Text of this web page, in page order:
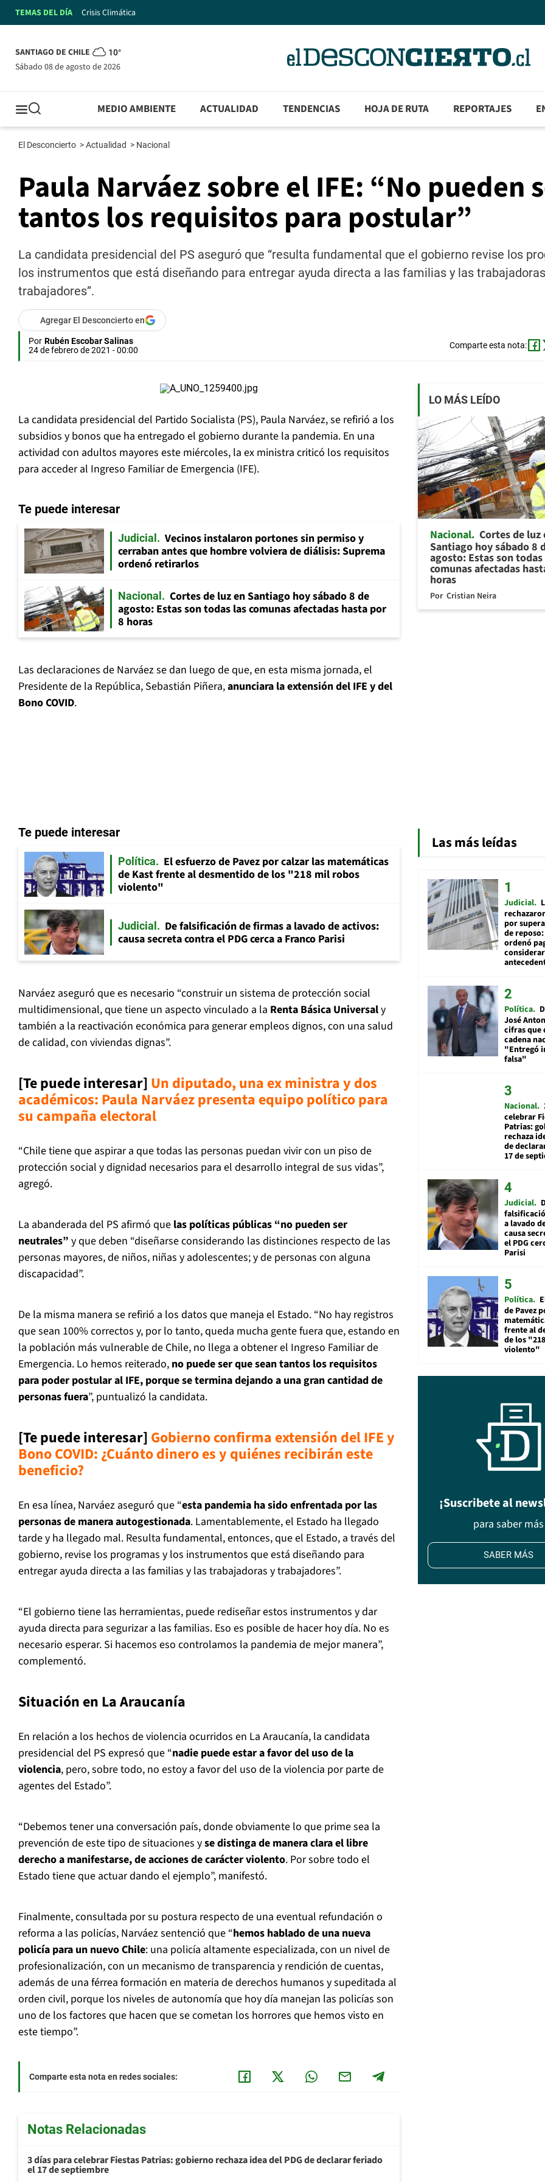
TEMAS DEL DÍA Crisis Climática
SANTIAGO DE CHILE 10°
sábado 08 de agosto de 2026
MEDIO AMBIENTE ACTUALIDAD TENDENCIAS HOJA DE RUTA REPORTAJES
El Desconcierto >Actualidad > Nacional
Paula Narváez sobre el IFE: “No pueden
tantos los requisitos para postular”
La candidata presidencial del PS aseguró que “resulta fundamental que el gobierno revise los
los instrumentos que está diseñando para entregar ayuda directa a las familias y las
trabajadores”.
Agregar El Desconcierto en
Por Rubén Escobar Salinas
24 de febrero de 2021 - 00:00
Comparte esta nota:
La candidata presidencial del Partido Socialista (PS), Paula Narváez, se refirió a los
subsidios y bonos que ha entregado el gobierno durante la pandemia. En una
actividad con adultos mayores este miércoles, la ex ministra criticó los requisitos
para acceder al Ingreso Familiar de Emergencia (IFE).
Te puede interesar
Judicial
Vecinos instalaron portones sin permiso y
cerraban antes que hombre volviera de diálisis: Suprema
ordenó retirarlos
Nacional
Cortes de luz en Santiago hoy sábado 8 de
agosto: Estas son todas las comunas afectadas hasta por
8 horas
Las declaraciones de Narváez se dan luego de que, en esta misma jornada, el
Presidente de la República, Sebastián Piñera,anunciara la extensión del IFE y del
Bono COVID.
Te puede interesar
Política
El esfuerzo de Pavez por calzar las matemáticas
de Kast frente al desmentido de los "218 mil robos
violento"
Judicial
De falsificación de firmas a lavado de activos:
causa secreta contra el PDG cerca a Franco Parisi
Narváez aseguró que es necesario “construir un sistema de protección social
multidimensional, que tiene un aspecto vinculado a la Renta Básica Universaly
también a la reactivación económica para generar empleos dignos, con una salud
de calidad, con viviendas dignas”.
[Te puede interesar] Un diputado, una ex ministra y dos
académicos: Paula Narváez presenta equipo político para
su campaña electoral
“Chile tiene que aspirar a que todas las personas puedan vivir con un piso de
protección social y dignidad necesarios para el desarrollo integral de sus vidas”,
agregó.
La abanderada del PS afirmó que las políticas públicas “no pueden ser
neutrales” y que deben “diseñarse considerando las distinciones respecto de las
personas mayores, de niños, niñas y adolescentes; y de personas con alguna
discapacidad”.
De la misma manera se refirió a los datos que maneja el Estado. “No hay registros
que sean 100% correctos y, por lo tanto, queda mucha gente fuera que, estando en
la población más vulnerable de Chile, no llega a obtener el Ingreso Familiar de
Emergencia. Lo hemos reiterado, no puede ser que sean tantos los requisitos
para poder postular al IFE, porque se termina dejando a una gran cantidad de
personas fuera”, puntualizó la candidata.
[Te puede interesar] Gobierno confirma extensión del IFE y
Bono COVID: ¿Cuánto dinero es y quiénes recibirán este
beneficio?
En esa línea, Narváez aseguró que “esta pandemia ha sido enfrentada por las
personas de manera autogestionada. Lamentablemente, el Estado ha llegado
tarde y ha llegado mal. Resulta fundamental, entonces, que el Estado, a través del
gobierno, revise los programas y los instrumentos que está diseñando para
entregar ayuda directa a las familias y las trabajadoras y trabajadores”.
“El gobierno tiene las herramientas, puede rediseñar estos instrumentos y dar
ayuda directa para segurizar a las familias. Eso es posible de hacer hoy día. No es
necesario esperar. Si hacemos eso controlamos la pandemia de mejor manera”,
complementó.
Situación en La Araucanía
En relación a los hechos de violencia ocurridos en La Araucanía, la candidata
presidencial del PS expresó que “nadie puede estar a favor del uso de la
violencia, pero, sobre todo, no estoy a favor del uso de la violencia por parte de
agentes del Estado”.
“Debemos tener una conversación país, donde obviamente lo que prime sea la
prevención de este tipo de situaciones yse distinga de manera clara el libre
derecho a manifestarse, de acciones de carácter violento. Por sobre todo el
Estado tiene que actuar dando el ejemplo”, manifestó.
Finalmente, consultada por su postura respecto de una eventual refundación o
reforma a las policías, Narváez sentenció que “hemos hablado de una nueva
policía para un nuevo Chile: una policía altamente especializada, con un nivel de
profesionalización, con un mecanismo de transparencia y rendición de cuentas,
además de una férrea formación en materia de derechos humanos y supeditada al
orden civil, porque los niveles de autonomía que hoy día manejan las policías son
uno de los factores que hacen que se cometan los horrores que hemos visto en
este tiempo”.
Comparte esta nota en redes sociales:
Notas Relacionadas
3 días para celebrar Fiestas Patrias: gobierno rechaza idea del PDG de declarar feriado
el 17 de septiembre
LO MÁS LEÍDO
Nacional Cortes de luz
Santiago hoy sábado 8
agosto: Estas son todas
comunas afectadas
horas
Por Cristian Neira
Las más leídas
Judicial
por
de
ordenó
Política
José
cifras que
cadena
"Entregó
falsa"
Nacional
celebrar
Patrias:
rechaza
de
17 de
Judicial
a lavado
causa
el PDG
Parisi
Política
de Pavez
frente al
de los
violento"
¡Suscribete al
para saber más
SABER MÁS